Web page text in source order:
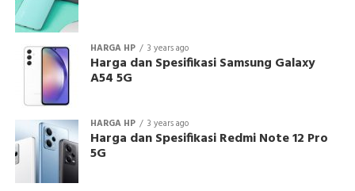
HARGA HP 3 years ago
Harga dan Spesifikasi Samsung Galaxy
A54 5G
HARGA HP 3 years ago
Harga dan Spesifikasi Redmi Note 12 Pro
5G